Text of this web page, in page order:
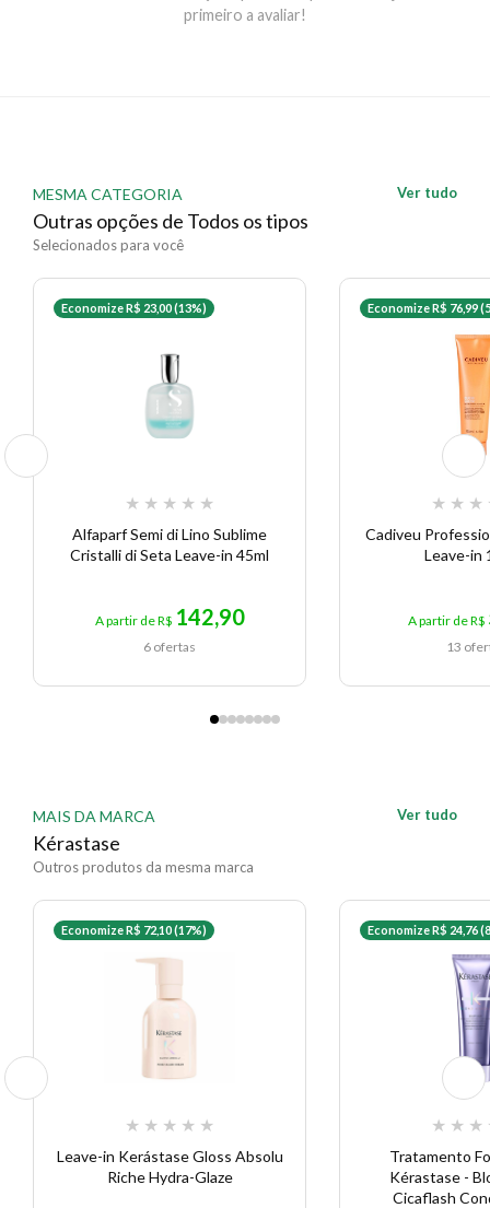
primeiro a avaliar!
MESMA CATEGORIA
Outras opções de Todos os tipos
Selecionados para você
Ver tudo
Economize R$ 23,00 (13%)
★ ★ ★ ★ ★
Alfaparf Semi di Lino Sublime
Cristalli di Seta Leave-in 45ml
A partir de R$ 142,90
6 ofertas
Economize R$ 76,99
★ ★ ★
Cadiveu
Leave-in
A partir de R$
13
MAIS DA MARCA
Kérastase
Outros produtos da mesma marca
Ver tudo
Economize R$ 72,10 (17%)
★ ★ ★ ★ ★
Leave-in Kerástase Gloss Absolu
Riche Hydra-Glaze
Economize R$ 24,76
★ ★ ★
Tratamento
Kérastase -
Cicaflash